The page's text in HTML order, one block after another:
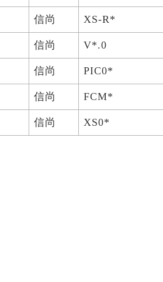
信尚 XS-R*
信尚 V*.0
信尚 PIC0*
信尚 FCM*
信尚 XS0*